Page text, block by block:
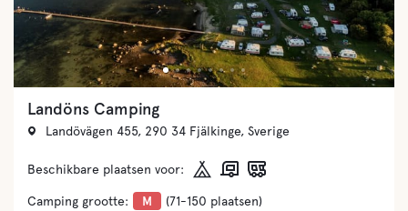
Landöns Camping
Landövägen 455, 290 34 Fjälkinge, Sverige
Beschikbare plaatsen voor:
Camping grootte: M (71-150 plaatsen)